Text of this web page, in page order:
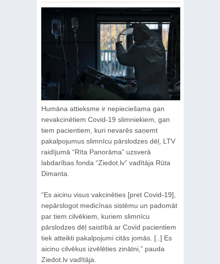
Humāna attieksme ir nepieciešama gan
nevakcinētiem Covid-19 slimniekiem, gan
tiem pacientiem, kuri nevarēs saņemt
pakalpojumus slimnīcu pārslodzes dēļ, LTV
raidījumā “Rīta Panorāma” uzsverā
labdarības fonda “Ziedot.lv” vadītāja Rūta
Dimanta.
“Es aicinu visus vakcinēties [pret Covid-19],
nepārslogot medicīnas sistēmu un padomāt
par tiem cilvēkiem, kuriem slimnīcu
pārslodzes dēļ saistībā ar Covid pacientiem
tiek atteikti pakalpojumi citās jomās. [..] Es
aicinu cilvēkus izvēlēties zinātni,” pauda
Ziedot.lv vadītāja.